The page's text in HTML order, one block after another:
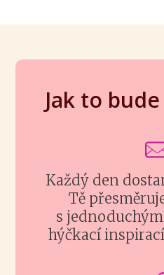
Jak to
Každý den
Tě
s
hýčkací